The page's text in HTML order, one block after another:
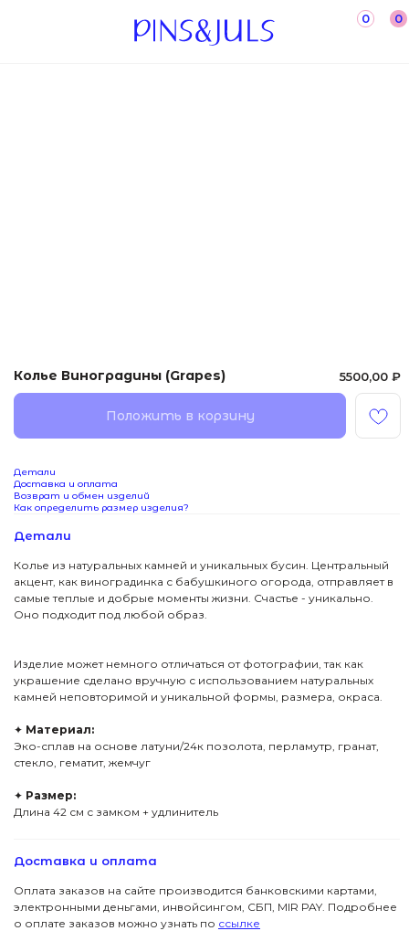
Колье Виноградины (Grapes) 5500,00 ₽
Положить в корзину
Детали
Доставка и оплата
Возврат и обмен изделий
Как определить размер изделия?
Детали
Колье из натуральных камней и уникальных бусин. Центральный
акцент, как виноградинка с бабушкиного огорода, отправляет в
самые теплые и добрые моменты жизни. Счастье - уникально.
Оно подходит под любой образ.
Изделие может немного отличаться от фотографии, так как
украшение сделано вручную с использованием натуральных
камней неповторимой и уникальной формы, размера, окраса.
✦ Материал:
Эко-сплав на основе латуни/24к позолота, перламутр, гранат,
стекло, гематит, жемчуг
✦ Размер:
Длина 42 см с замком + удлинитель
Доставка и оплата
Оплата заказов на сайте производится банковскими картами,
электронными деньгами, инвойсингом, СБП, МIR PAY. Подробнее
о оплате заказов можно узнать по ссылке